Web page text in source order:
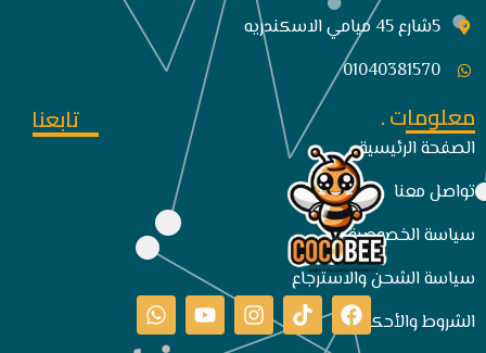
5شارع 45 ميامي الاسكندريه
01040381570
معلومات .
الصفحة الرئيسية
تواصل معنا
سياسة الخصوصية
سياسة الشحن والاسترجاع
الشروط والأحكام
تابعنا